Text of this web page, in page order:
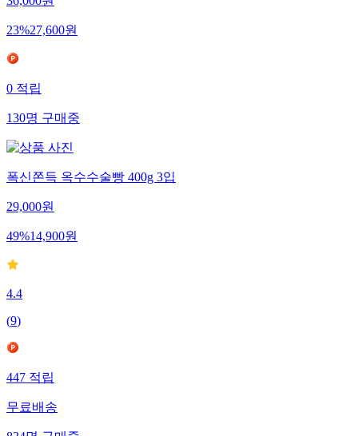
36,000원
23%27,600원
0적립
130명구매중
폭신쫀득 옥수수술빵 400g 3입
29,000원
49%14,900원
4.4
(9)
447적립
무료배송